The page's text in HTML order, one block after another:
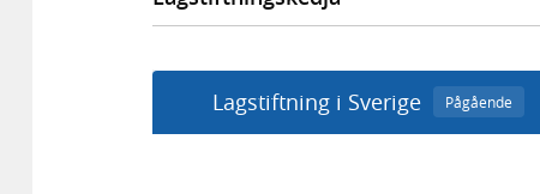
Lagstiftning i Sverige Pågående